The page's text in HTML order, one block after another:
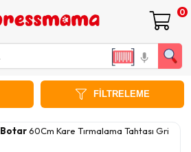
0
FILTRELEME
Botar60Cm Kare Tırmalama Tahtası Gri